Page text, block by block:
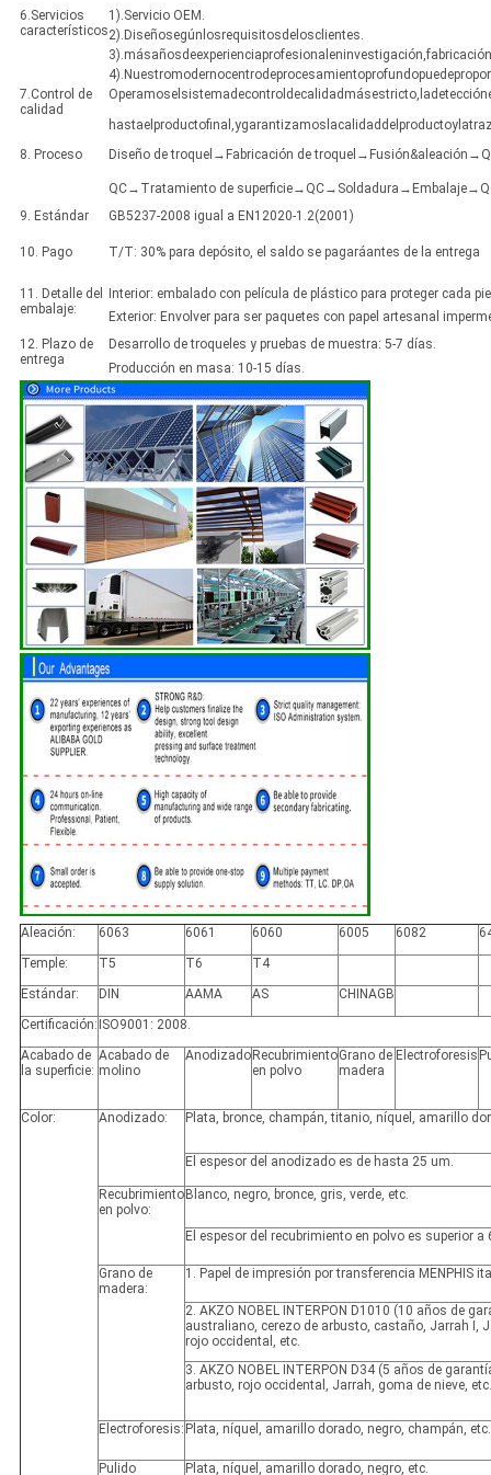
6.Servicios
característicos
1).Servicio OEM.
2).Diseñosegúnlosrequisitosdelosclientes.
3).másañosdeexperienciaprofesionaleninvestigación,fabricación
7.Control de
calidad
8. Proceso
Diseño de troquel→Fabricación de
QC→Tratamiento de
9. Estándar
GB5237-2008 igual a EN12020-1.2(2001)
10. Pago T/T: 30% para depósito, el saldo se pagaráantes de la entrega
11. Detalle del
embalaje:
Interior: embalado con película de plástico para proteger cada
Exterior: Envolver para ser paquetes con papel artesanal
12. Plazo de
entrega
Desarrollo de troqueles y pruebas de muestra: 5-7 días.
Producción en masa: 10-15 días.
Aleación: 6063 6061 6060 6005 6082
Temple:
T5 T6
T4
Estándar:
DIN AAMA AS
CHINAGB
Certificación: ISO9001: 2008.
Acabado de
la superficie:
Acabado de
molino
AnodizadoRecubrimiento
en polvo
Grano de
madera
Electroforesis
Color: Anodizado: Plata, bronce, champán, titanio, níquel, amarillo
El espesor del anodizado es de hasta 25 um.
Recubrimiento
en polvo:
Blanco, negro, bronce, gris, verde, etc.
El espesor del recubrimiento en polvo es superior a
Grano de
madera:
1. Papel de impresión por transferencia MENPHIS
2. AKZO NOBEL INTERPON D1010 (10 años de
australiano, cerezo de arbusto, castaño, Jarrah I,
rojo occidental, etc.
3. AKZO NOBEL INTERPON D34 (5 años de
arbusto, rojo occidental, Jarrah, goma de nieve, etc.
Electroforesis: Plata, níquel, amarillo dorado, negro, champán, etc.
Pulido Plata, níquel, amarillo dorado, negro, etc.